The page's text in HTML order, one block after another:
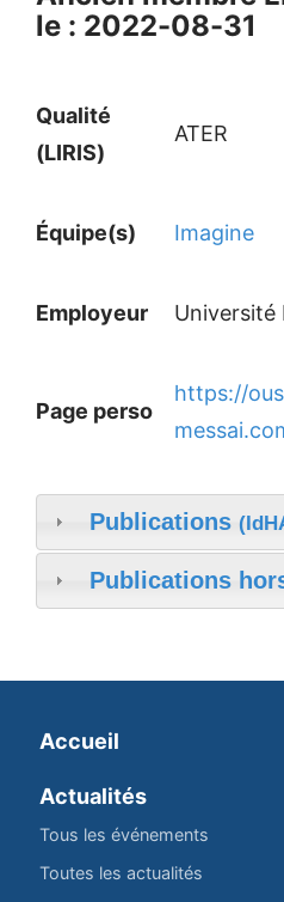
le : 2022-08-31
Qualité
(LIRIS)
ATER
Équipe(s) Imagine
Employeur Université
Page perso
https://
Publications
Publications
Accueil
Actualités
Tous les événements
Toutes les actualités